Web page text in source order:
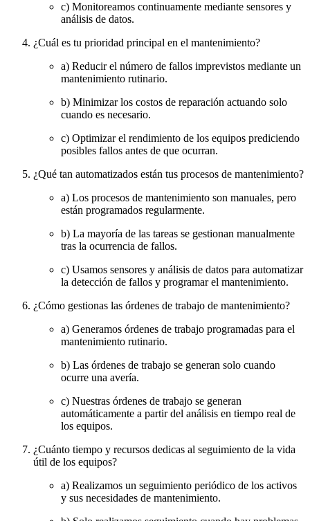
c) Monitoreamos continuamente mediante sensores y
análisis de datos.
¿Cuál es tu prioridad principal en el mantenimiento?
a) Reducir el número de fallos imprevistos mediante un
mantenimiento rutinario.
b) Minimizar los costos de reparación actuando solo
cuando es necesario.
c) Optimizar el rendimiento de los equipos prediciendo
posibles fallos antes de que ocurran.
¿Qué tan automatizados están tus procesos de mantenimiento?
a) Los procesos de mantenimiento son manuales, pero
están programados regularmente.
b) La mayoría de las tareas se gestionan manualmente
tras la ocurrencia de fallos.
c) Usamos sensores y análisis de datos para automatizar
la detección de fallos y programar el mantenimiento.
¿Cómo gestionas las órdenes de trabajo de mantenimiento?
a) Generamos órdenes de trabajo programadas para el
mantenimiento rutinario.
b) Las órdenes de trabajo se generan solo cuando
ocurre una avería.
c) Nuestras órdenes de trabajo se generan
automáticamente a partir del análisis en tiempo real de
los equipos.
¿Cuánto tiempo y recursos dedicas al seguimiento de la vida
útil de los equipos?
a) Realizamos un seguimiento periódico de los activos
y sus necesidades de mantenimiento.